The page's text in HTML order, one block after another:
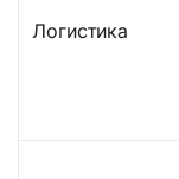
Логистика